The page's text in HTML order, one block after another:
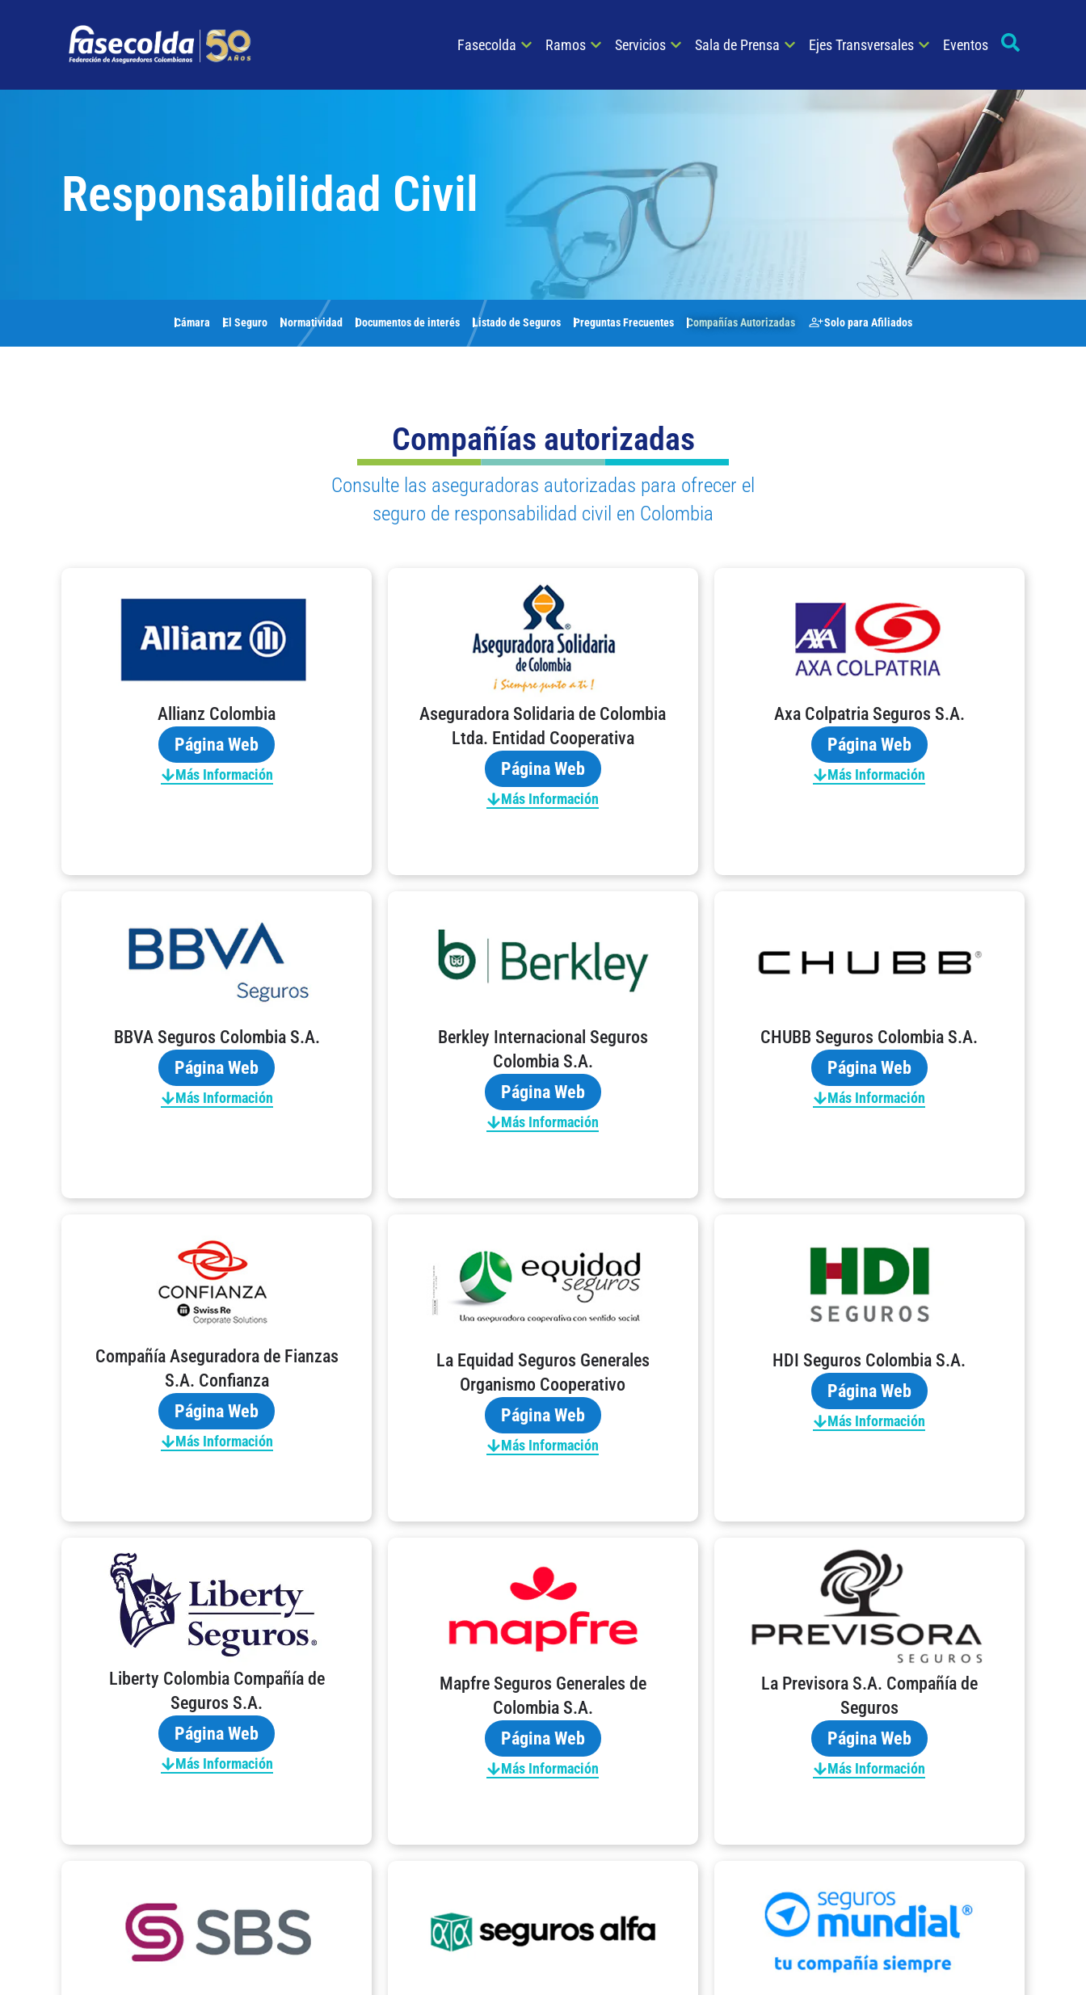
Fasecolda Ramos Servicios Sala de Prensa Ejes Transversales Eventos
Responsabilidad Civil
Cámara El Seguro Normatividad Documentos de interés Listado de Seguros Preguntas Frecuentes Compañías Autorizadas Solo para Afiliados
Compañías autorizadas
Consulte las aseguradoras autorizadas para ofrecer el
seguro de responsabilidad civil en Colombia
Allianz Colombia
Página Web
Más Información
Aseguradora Solidaria de Colombia
Ltda. Entidad Cooperativa
Página Web
Más Información
Axa Colpatria Seguros S.A.
Página Web
Más Información
BBVA Seguros Colombia S.A.
Página Web
Más Información
Berkley Internacional Seguros
Colombia S.A.
Página Web
Más Información
CHUBB Seguros Colombia S.A.
Página Web
Más Información
Compañía Aseguradora de Fianzas
S.A. Confianza
Página Web
Más Información
La Equidad Seguros Generales
Organismo Cooperativo
Página Web
Más Información
HDI Seguros Colombia S.A.
Página Web
Más Información
Liberty Colombia Compañía de
Seguros S.A.
Página Web
Más Información
Mapfre Seguros Generales de
Colombia S.A.
Página Web
Más Información
La Previsora S.A. Compañía de
Seguros
Página Web
Más Información